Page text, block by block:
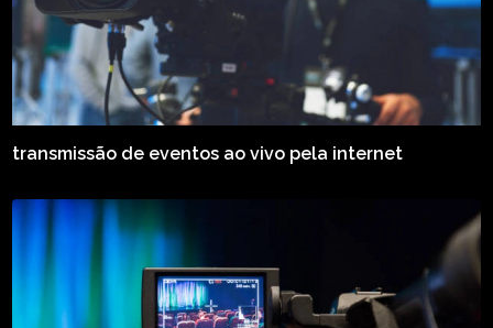
transmissão de eventos ao vivo pela internet